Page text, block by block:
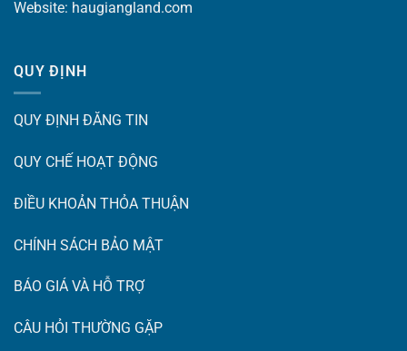
Website: haugiangland.com
QUY ĐỊNH
QUY ĐỊNH ĐĂNG TIN
QUY CHẾ HOẠT ĐỘNG
ĐIỀU KHOẢN THỎA THUẬN
CHÍNH SÁCH BẢO MẬT
BÁO GIÁ VÀ HỖ TRỢ
CÂU HỎI THƯỜNG GẶP